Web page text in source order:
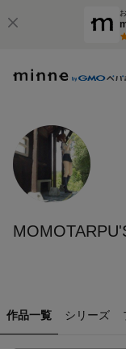
作品一覧 シリーズ